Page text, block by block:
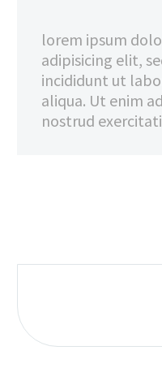
lorem ipsum
adipisicing elit,
incididunt ut
aliqua. Ut enim
nostrud